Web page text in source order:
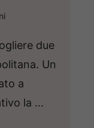
due
Un
a
la ...